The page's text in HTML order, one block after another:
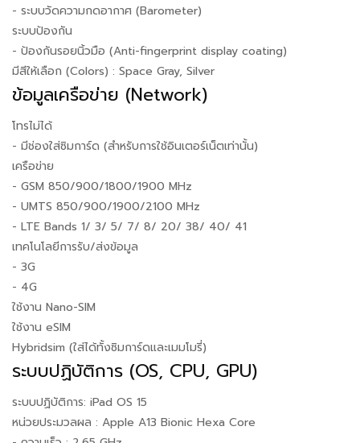
- ระบบวัดความกดอากาศ (Barometer)
ระบบป้องกัน
- ป้องกันรอยนิ้วมือ (Anti-fingerprint display coating)
มีสีให้เลือก (Colors) : Space Gray, Silver
ข้อมูลเครือข่าย (Network)
โทรไม่ได้
- มีช่องใส่ซิมการ์ด (สำหรับการใช้อินเตอร์เน็ตเท่านั้น)
เครือข่าย
- GSM 850/900/1800/1900 MHz
- UMTS 850/900/1900/2100 MHz
- LTE Bands 1/ 3/ 5/ 7/ 8/ 20/ 38/ 40/ 41
เทคโนโลยีการรับ/ส่งข้อมูล
- 3G
- 4G
ใช้งาน Nano-SIM
ใช้งาน eSIM
Hybridsim (ใส่ได้ทั้งซิมการ์ดและเมมโมรี่)
ระบบปฏิบัติการ (OS, CPU, GPU)
ระบบปฏิบัติการ: iPad OS 15
หน่วยประมวลผล : Apple A13 Bionic Hexa Core